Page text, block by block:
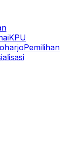
KPU
Pemilihan